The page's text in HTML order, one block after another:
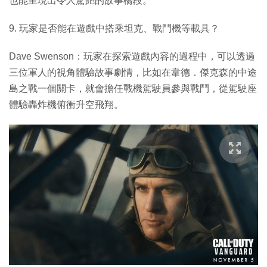
9. 玩家是否能在遊戲中搭乘坦克、戰鬥機等載具？
Dave Swenson：玩家在探索遊戲內容的過程中，可以透過
三位軍人的視角體驗故事劇情，比如在韋德．傑克森的中途
島之戰一個關卡，就會擔任戰機駕駛員參與戰鬥，從駕駛座
體驗轟炸機俯衝升空飛翔。